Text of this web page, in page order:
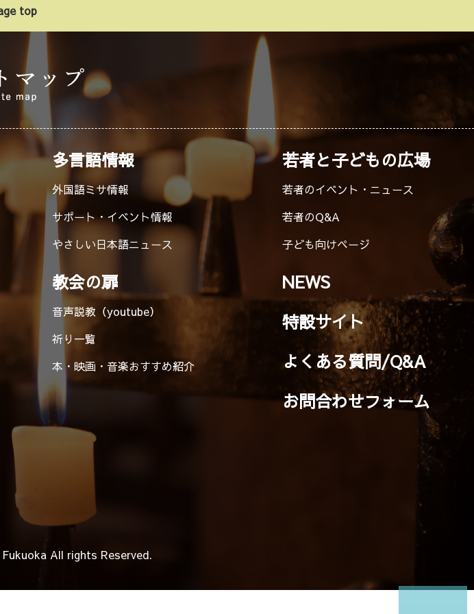
top
多言語情報
外国語ミサ情報
サポート・イベント情報
やさしい日本語ニュース
教会の扉
音声説教（youtube）
祈り一覧
本・映画・音楽おすすめ紹介
若者と子どもの広場
若者のイベント・ニュース
若者のQ&A
子ども向けページ
NEWS
特設サイト
よくある質問/Q&A
お問合わせフォーム
All rights Reserved.